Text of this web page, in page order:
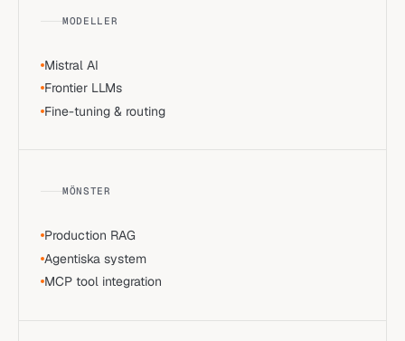
MODELLER
Mistral AI
Frontier LLMs
Fine-tuning & routing
MÖNSTER
Production RAG
Agentiska system
MCP tool integration